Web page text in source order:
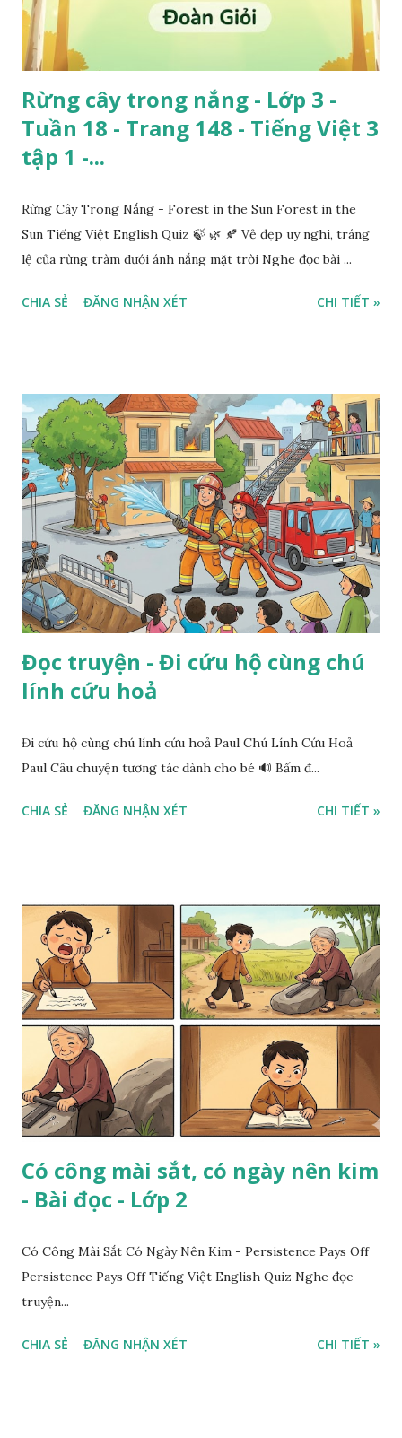
Rừng cây trong nắng - Lớp 3 -
Tuần 18 - Trang 148 - Tiếng Việt 3
tập 1 -...
Rừng Cây Trong Nắng - Forest in the Sun Forest in the
Sun Tiếng Việt English Quiz 🍃 🌿 🍂 Vẻ đẹp uy nghi, tráng
lệ của rừng tràm dưới ánh nắng mặt trời Nghe đọc bài ...
CHIA SẺ ĐĂNG NHẬN XÉT CHI TIẾT »
Đọc truyện - Đi cứu hộ cùng chú
lính cứu hoả
Đi cứu hộ cùng chú lính cứu hoả Paul Chú Lính Cứu Hoả
Paul Câu chuyện tương tác dành cho bé 🔊 Bấm đ...
CHIA SẺ ĐĂNG NHẬN XÉT CHI TIẾT »
Có công mài sắt, có ngày nên kim
- Bài đọc - Lớp 2
Có Công Mài Sắt Có Ngày Nên Kim - Persistence Pays Off
Persistence Pays Off Tiếng Việt English Quiz Nghe đọc
truyện...
CHIA SẺ ĐĂNG NHẬN XÉT CHI TIẾT »